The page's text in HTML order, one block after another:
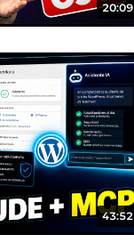
20:09
43:52